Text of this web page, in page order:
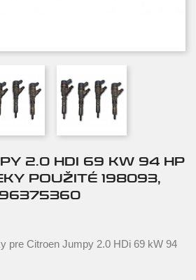
2.0 HDI 69 KW 94 HP
POUŽITÉ 198093,
pre Citroen Jumpy 2.0 HDi 69 kW 94